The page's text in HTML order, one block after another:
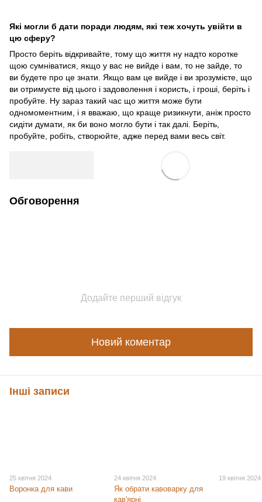
Які могли б дати поради людям, які теж хочуть увійти в
цю сферу?
Просто беріть відкривайте, тому що життя ну надто коротке
щою сумніватися, якщо у вас не вийде і вам, то не зайде, то
ви будете про це знати. Якщо вам це вийде і ви зрозумієте, що
ви отримуєте від цього і задоволення і користь, і гроші, беріть і
пробуйте. Ну зараз такий час що життя може бути
одномоментним, і я вважаю, що краще ризикнути, аніж просто
сидіти думати, як би воно могло бути і так далі. Беріть,
пробуйте, робіть, створюйте, адже перед вами весь світ.
Обговорення
Додайте перший відгук
Новий коментар
Інші записи
25 квітня 2024
Воронка для кави
24 квітня 2024
Як обрати кавоварку для
кав'ярні
19 квітня 2024